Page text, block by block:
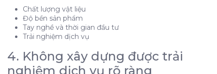
Chất lượng vật liệu
Độ bền sản phẩm
Tay nghề và thời gian đầu tư
Trải nghiệm dịch vụ
4. Không xây dựng được trải
nghiệm dịch vụ rõ ràng